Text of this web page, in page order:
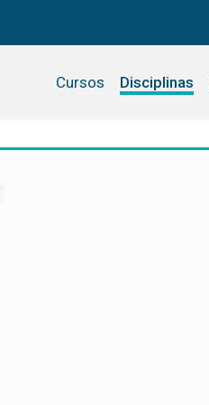
Cursos Disciplinas